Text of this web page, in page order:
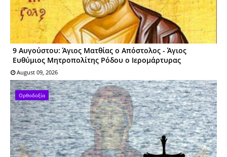
9 Αυγούστου: Άγιος Ματθίας ο Απόστολος - Άγιος
Ευθύμιος Μητροπολίτης Ρόδου ο Ιερομάρτυρας
August 09, 2026
Ορθοδοξία